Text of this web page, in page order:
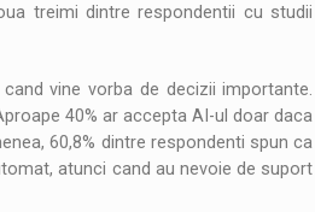
treimi dintre respondentii cu studii
vine vorba de decizii importante.
40% ar accepta AI-ul doar daca
60,8% dintre respondenti spun ca
atunci cand au nevoie de suport